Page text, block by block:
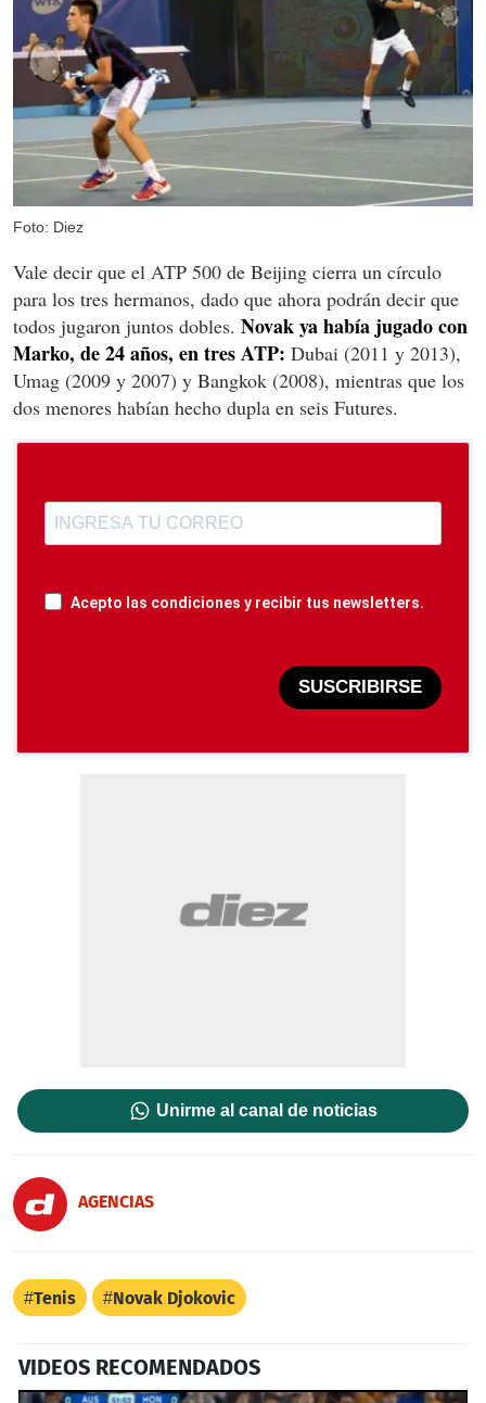
Foto: Diez
Vale decir que el ATP 500 de Beijing cierra un círculo
para los tres hermanos, dado que ahora podrán decir que
todos jugaron juntos dobles. Novak ya había jugado con
Marko, de 24 años, en tres ATP: Dubai (2011 y 2013),
Umag (2009 y 2007) y Bangkok (2008), mientras que los
dos menores habían hecho dupla en seis Futures.
Acepto las condiciones y recibir tus newsletters.
SUSCRIBIRSE
Unirme al canal de noticias
AGENCIAS
Tenis Novak Djokovic
VIDEOS RECOMENDADOS